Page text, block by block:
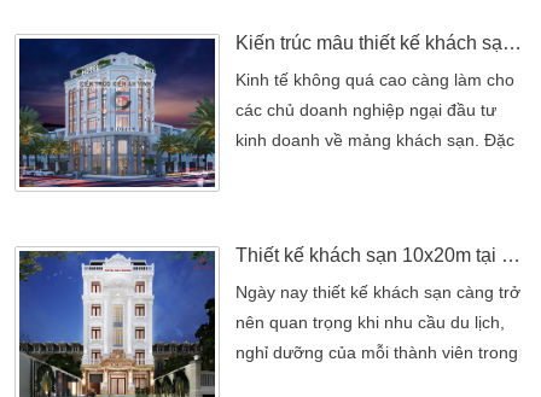
Và đối với chính các khách hàng lựa
chọn khách sạn để dùng chân nghỉ
dưỡng cũng dựa vào đánh giá khách
quan đối với khách sạn […]
Kiến trúc mẫu thiết kế khách sạn 2 mặt tiền tân cổ điển
Kinh tế không quá cao càng làm cho
các chủ doanh nghiệp ngại đầu tư
kinh doanh về mảng khách sạn. Đặc
sạn phải thật ấn tượng về mọi phần
mặt tiền để giúp thu hút lượng khách
hàng thăm ghé. Qua đó, hiểu được
tâm lý của số đông khách […]
Thiết kế khách sạn 10x20m tại bình dương
Ngày nay thiết kế khách sạn càng trở
nên quan trọng khi nhu cầu du lịch,
nghỉ dưỡng của mỗi thành viên trong